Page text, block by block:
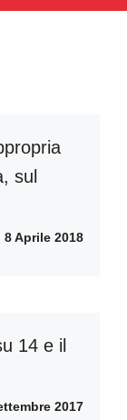
sul
8 Aprile 2018
14 e il
2017